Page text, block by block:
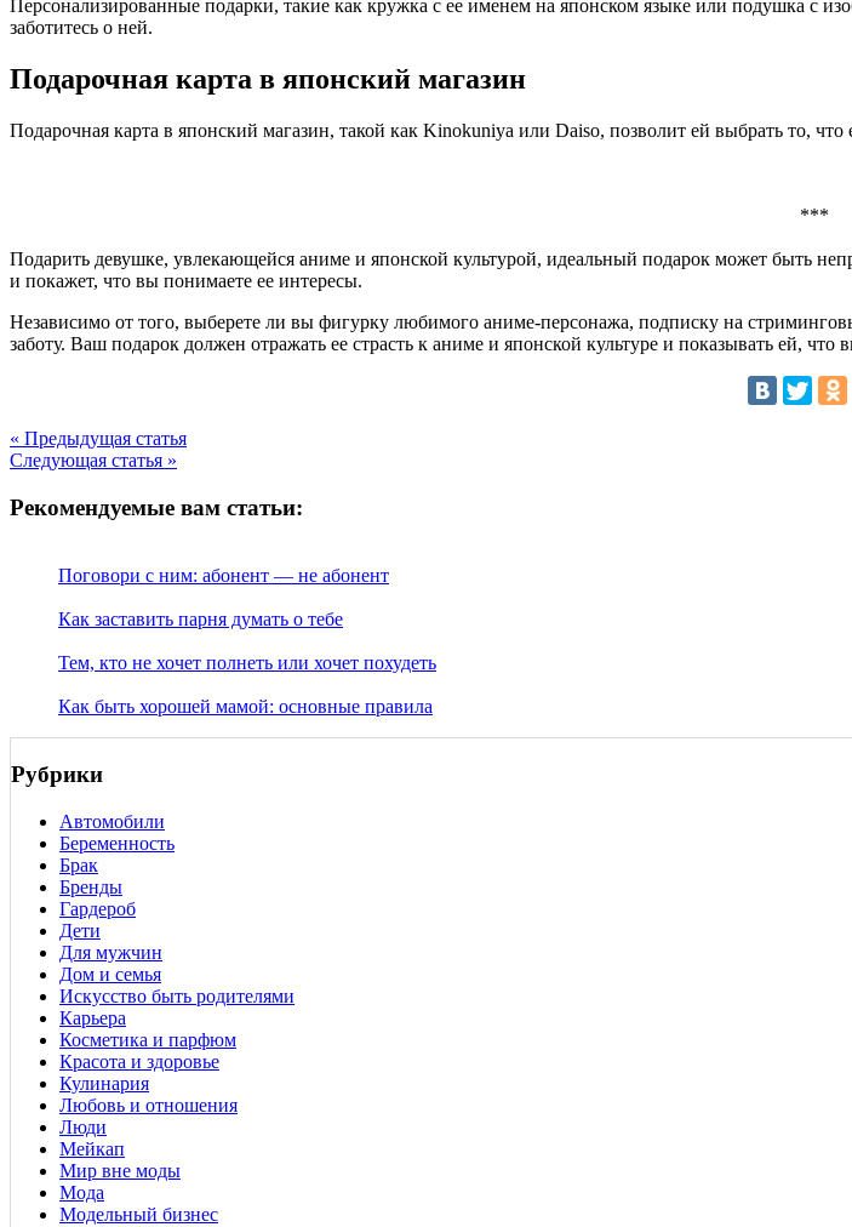
Персонализированные подарки, такие как кружка с ее именем на японском языке или подушка с
заботитесь о ней.
Подарочная карта в японский магазин
Подарочная карта в японский магазин, такой как Kinokuniya или Daiso, позволит ей выбрать то,
***
Подарить девушке, увлекающейся аниме и японской культурой, идеальный подарок может быть
и покажет, что вы понимаете ее интересы.
Независимо от того, выберете ли вы фигурку любимого аниме-персонажа, подписку на
заботу. Ваш подарок должен отражать ее страсть к аниме и японской культуре и показывать ей, что
« Предыдущая статья
Следующая статья »
Рекомендуемые вам статьи:
Поговори с ним: абонент — не абонент
Как заставить парня думать о тебе
Тем, кто не хочет полнеть или хочет похудеть
Как быть хорошей мамой: основные правила
Рубрики
Автомобили
Беременность
Брак
Бренды
Гардероб
Дети
Для мужчин
Дом и семья
Искусство быть родителями
Карьера
Косметика и парфюм
Красота и здоровье
Кулинария
Любовь и отношения
Люди
Мейкап
Мир вне моды
Мода
Модельный бизнес